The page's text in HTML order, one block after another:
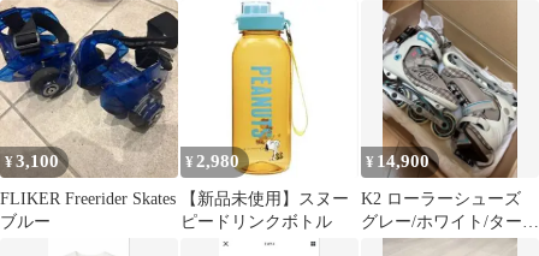
ローラースケートレー
スアップTシャツ
¥3,100
FLIKER Freerider Skates
ブルー
¥ 2,980
【新品未使用】スヌー
ピードリンクボトル
¥ 14,900
K2 ローラーシューズ
グレー/ホワイト/ターコ
イズ